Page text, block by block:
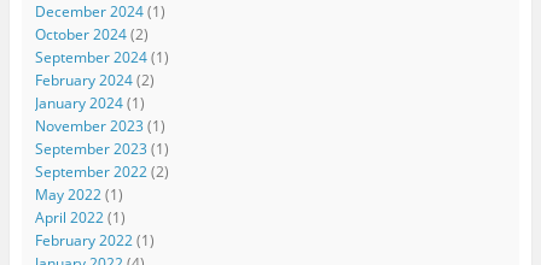
December 2024(1)
October 2024(2)
September 2024(1)
February 2024(2)
January 2024(1)
November 2023 (1)
September 2023 (1)
September 2022(2)
May 2022(1)
April 2022(1)
February 2022(1)